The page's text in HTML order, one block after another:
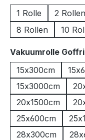
1 Rolle
2 Rollen
8 Rollen
10
Vakuumrolle
15x300cm
15x3000cm
20x1500cm
25x600cm
28x300cm